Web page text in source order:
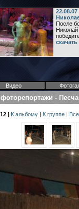
После
Николай
Видео
фоторепортажи -
| К альбому | К группе |